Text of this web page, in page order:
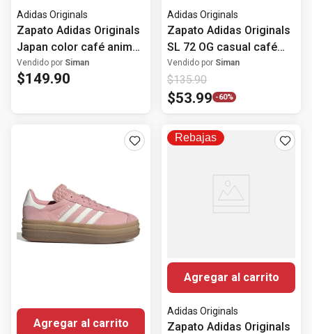
Adidas Originals
Zapato Adidas Originals
Japan color café animal
print para mujer
Vendido por Siman
$149.90
Adidas Originals
Zapato Adidas Originals
SL 72 OG casual café
para mujer
Vendido por Siman
$135.90
$53.99 -60%
Agregar al carrito
Rebajas
Agregar al carrito
Adidas Originals
Zapato Adidas Originals